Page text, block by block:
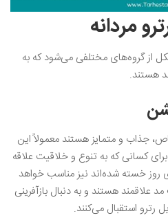
مردانه
از گروه‌های مختلفی می‌شود که به
هستند.
جذاب و متمایز هستند معمولاً این
کسانی که به تنوع و خلاقیت علاقه
روز خسته شده‌اند نیز مناسب خواهد
هستند و به دنبال بازآفرینی
رترو استقبال می‌کنند.